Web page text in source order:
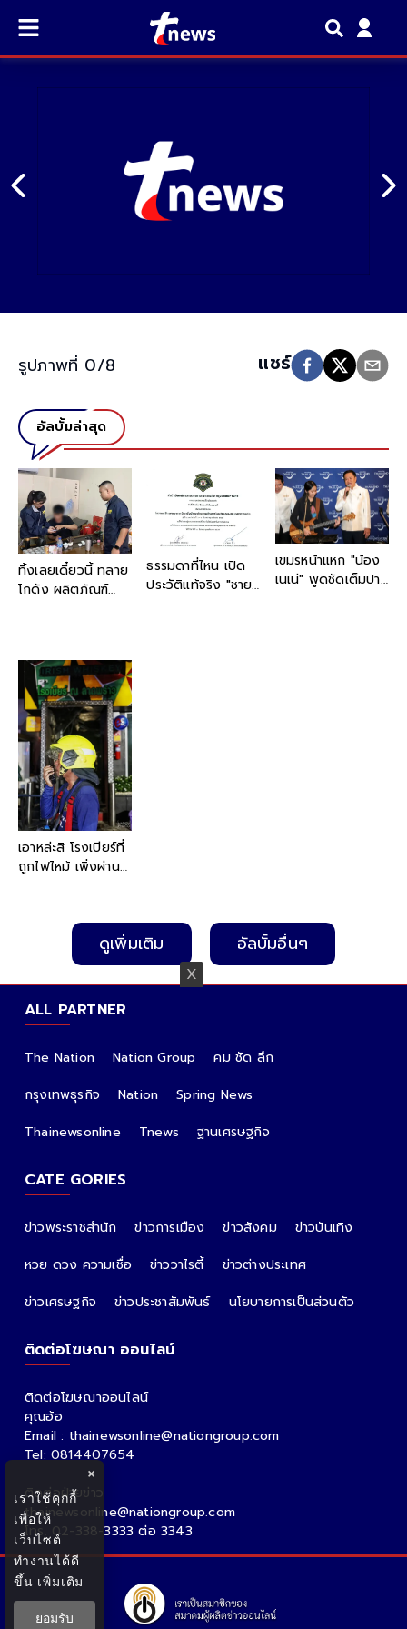
รูปภาพที่ 0/8 แชร์​
อัลบั้มล่าสุด
ทิ้งเลยเดี๋ยวนี้ ทลาย
โกดัง ผลิตภัณฑ์
ส่วนถึงมือผู้บริโภค
แล้ว
ธรรมดาที่ไหน เปิด
ประวัติแท้จริง "ชายที่
เขมรหน้าแหก "น้อง
เนเน่" พูดชัดเต็มปาก
เอาหล่ะสิ โรงเบียร์ที่
ถูกไฟไหม้ เพิ่งผ่าน
ล่าสุด ไม่แปลกใจ
โศกนาฏกรรมใหญ่
ดูเพิ่มเติม อัลบั้มอื่นๆ
ALL PARTNER
The Nation Nation Group
คม ชัด ลึก
กรุงเทพธุรกิจ
Nation
Spring News
Thainewsonline
Tnews ฐานเศรษฐกิจ
CATE GORIES
ข่าวพระราชสำนัก ข่าวการเมือง ข่าวสังคม
ข่าวบันเทิง
หวย ดวง ความเชื่อ
ข่าววาไรตี้
ข่าวต่างประเทศ
ข่าวเศรษฐกิจ
ข่าวประชาสัมพันธ์ นโยบายการเป็นส่วนตัว
ติดต่อโฆษณา ออนไลน์
ติดต่อโฆษณาออนไลน์
คุณอ้อ
Email : thainewsonline@nationgroup.com
Tel: 0814407654
ติดต่อฝ่ายข่าว
thainewsonline@nationgroup.com
โทร. 02-338-3333 ต่อ 3343
×
เราใช้คุกกี้
เพื่อให้
เว็บไซต์
ทำงานได้ดี
ขึ้น เพิ่มเติม
ยอมรับ